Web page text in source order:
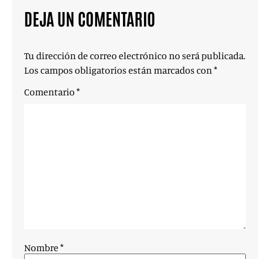
DEJA UN COMENTARIO
Tu dirección de correo electrónico no será publicada.
Los campos obligatorios están marcados con*
Comentario *
Nombre *